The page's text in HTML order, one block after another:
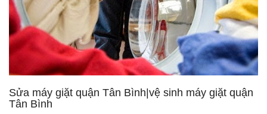
Sửa máy giặt quận Tân Bình|vệ sinh máy giặt quận
Tân Bình